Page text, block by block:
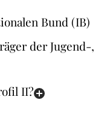
Bund (IB)
der Jugend-,
II?